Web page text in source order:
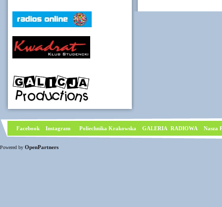
Facebook Instagram Poliechnika Krakowska GALERIA RADIOWA Nasza
Powered by OpenPartners